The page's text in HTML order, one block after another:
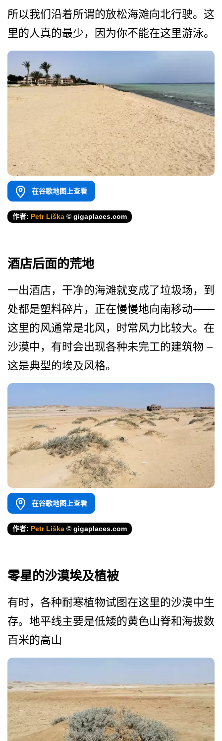
所以我们沿着所谓的放松海滩­向北行驶。这
里的人真的最少，因为你不能在这里游泳。
在谷歌地图上查看
作者: Petr Liška © gigaplaces.com
酒店后面的荒地
一出酒店，干净的海滩就变成­了垃圾场，到
处都是塑料碎片，正在慢慢地向南移动——
这里的风通常是北风，时常风­力比较大。在
沙漠中，有时会出现各种未完工的建筑物 –
这是典型的埃及风格。
在谷歌地图上查看
作者: Petr Liška © gigaplaces.com
零星的沙漠埃及植被
有时，各种耐寒植物试图在这­里的沙漠中生
存。地平线主要是低矮的黄色山脊和海拔­数
百米的高山